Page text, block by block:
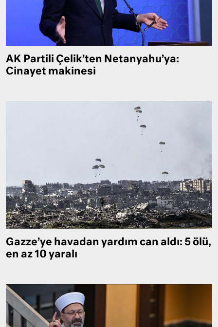
AK Partili Çelik’ten Netanyahu’ya:
Cinayet makinesi
Gazze’ye havadan yardım can aldı: 5 ölü,
en az 10 yaralı